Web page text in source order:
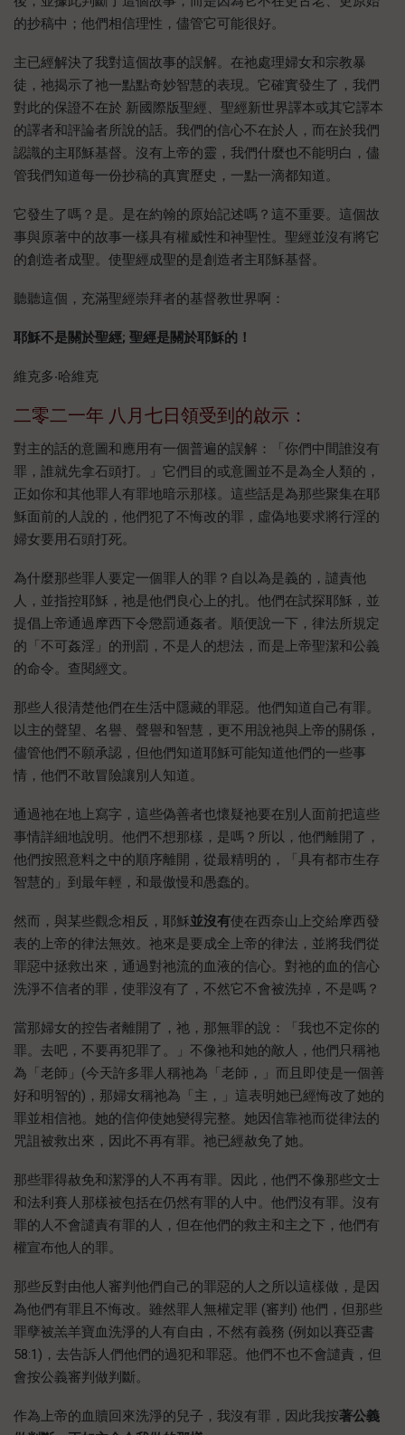
的抄稿中；他們相信理性，儘管它可能很好。
主已經解決了我對這個故事的誤解。在祂處理婦女和宗教暴
徒，祂揭示了祂一點點奇妙智慧的表現。它確實發生了，我們
對此的保證不在於 新國際版聖經、聖經新世界譯本或其它譯本
的譯者和評論者所說的話。我們的信心不在於人，而在於我們
認識的主耶穌基督。沒有上帝的靈，我們什麼也不能明白，儘
管我們知道每一份抄稿的真實歷史，一點一滴都知道。
它發生了嗎？是。是在約翰的原始記述嗎？這不重要。這個故
事與原著中的故事一樣具有權威性和神聖性。聖經並沒有將它
的創造者成聖。使聖經成聖的是創造者主耶穌基督。
聽聽這個，充滿聖經崇拜者的基督教世界啊：
耶穌不是關於聖經; 聖經是關於耶穌的！
維克多‧哈維克
二零二一年 八月七日領受到的啟示：
對主的話的意圖和應用有一個普遍的誤解：「你們中間誰沒有
罪，誰就先拿石頭打。」它們目的或意圖並不是為全人類的，
正如你和其他罪人有罪地暗示那樣。這些話是為那些聚集在耶
穌面前的人說的，他們犯了不悔改的罪，虛偽地要求將行淫的
婦女要用石頭打死。
為什麼那些罪人要定一個罪人的罪？自以為是義的，譴責他
人，並指控耶穌，祂是他們良心上的扎。他們在試探耶穌，並
提倡上帝通過​​摩西下令懲罰通姦者。順便說一下，律法所規定
的「不可姦淫」的刑罰，不是人的想法，而是上帝聖潔和公義
的命令。查閱經文。
那些人很清楚他們在生活中隱藏的罪惡。他們知道自己有罪。
以主的聲望、名譽、聲譽和智慧，更不用說祂與上帝的關係，
儘管他們不願承認，但他們知道耶穌可能知道他們的一些事
情，他們不敢冒險讓別人知道。
通過祂在地上寫字，這些偽善者也懷疑祂要在別人面前把這些
事情詳細地說明。他們不想那樣，是嗎？所以，他們離開了，
他們按照意料之中的順序離開，從最精明的，「具有都市生存
智慧的」到最年輕，和最傲慢和愚蠢的。
然而，與某些觀念相反，耶穌並沒有使在西奈山上交給摩西發
表的上帝的律法無效。祂來是要成全上帝的律法，並將我們從
罪惡中拯救出來，通過對祂流的血液的信心。對祂的血的信心
洗淨不信者的罪，使罪沒有了，不然它不會被洗掉，不是嗎？
當那婦女的控告者離開了，祂，那無罪的說：「我也不定你的
罪。去吧，不要再犯罪了。」不像祂和她的敵人，他們只稱祂
為「老師」(今天許多罪人稱祂為「老師，」而且即使是一個善
好和明智的)，那婦女稱祂為「主，」這表明她已經悔改了她的
罪並相信祂。她的信仰使她變得完整。她因信靠祂而從律法的
咒詛被救出來，因此不再有罪。祂已經赦免了她。
那些罪得赦免和潔淨的人不再有罪。因此，他們不像那些文士
和法利賽人那樣被包括在仍然有罪的人中。他們沒有罪。沒有
罪的人不會譴責有罪的人，但在他們的救主和主之下，他們有
權宣布他人的罪。
那些反對由他人審判他們自己的罪惡的人之所以這樣做，是因
為他們有罪且不悔改。雖然罪人無權定罪 (審判) 他們，但那些
罪孽被羔羊寶血洗淨的人有自由，不然有義務 (例如以賽亞書
58:1)，去告訴人們他們的過犯和罪惡。他們不也不會譴責，但
會按公義審判做判斷。
作為上帝的血贖回來洗淨的兒子，我沒有罪，因此我按著公義